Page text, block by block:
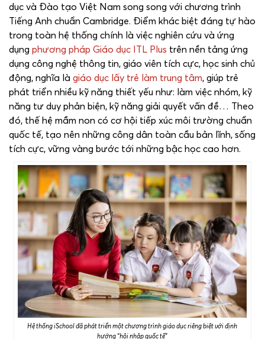
dục và Đào tạo Việt Nam song song với chương trình
Tiếng Anh chuẩn Cambridge. Điểm khác biệt đáng tự hào
trong toàn hệ thống chính là việc nghiên cứu và ứng
dụng phương pháp Giáo dục ITL Plus trên nền tảng ứng
dụng công nghệ thông tin, giáo viên tích cực, học sinh chủ
động, nghĩa là giáo dục lấy trẻ làm trung tâm, giúp trẻ
phát triển nhiều kỹ năng thiết yếu như: làm việc nhóm, kỹ
năng tư duy phản biện, kỹ năng giải quyết vấn đề… Theo
đó, thế hệ mầm non có cơ hội tiếp xúc môi trường chuẩn
quốc tế, tạo nên những công dân toàn cầu bản lĩnh, sống
tích cực, vững vàng bước tới những bậc học cao hơn.
Hệ thống iSchool đã phát triển một chương trình giáo dục riêng biệt với định
hướng “hội nhập quốc tế”